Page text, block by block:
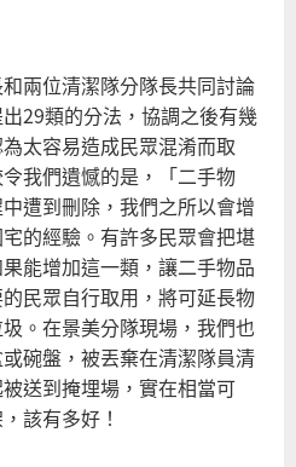
兩位清潔隊分隊長共同討論
29類的分法，協調之後有幾
太容易造成民眾混淆而取
我們遺憾的是，「二手物
遭到刪除，我們之所以會增
的經驗。有許多民眾會把堪
能增加這一類，讓二手物品
民眾自行取用，將可延長物
。在景美分隊現場，我們也
碗盤，被丟棄在清潔隊員清
送到掩埋場，實在相當可
該有多好！